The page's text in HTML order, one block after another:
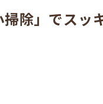
除」でスッ